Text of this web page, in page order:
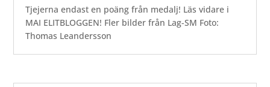
Tjejerna endast en poäng från medalj! Läs vidare i
MAI ELITBLOGGEN! Fler bilder från Lag-SM Foto:
Thomas Leandersson